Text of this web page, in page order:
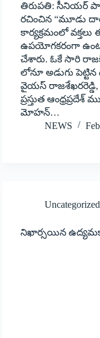
తిరుపతి: సీనియర్
రచించిన “మూడు
కార్యక్రమంలో వక్తలు
ఉపయోగకరంగా
చేశారు. ఓకే సారి
లోనూ అడుగు పెట్టిన
వైయస్ రాజశేఖరరెడ్డి,
ప్రస్తుత
మోహన్…
NEWS
Uncategorized
నిఖార్సయిన